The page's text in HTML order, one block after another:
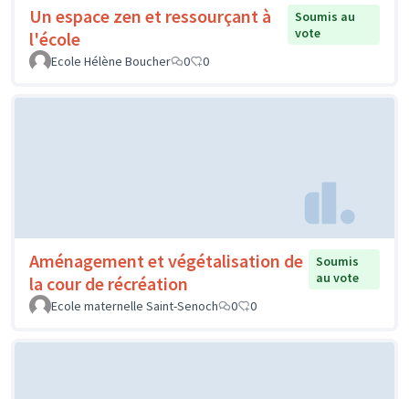
Un espace zen et ressourçant à
l'école
Soumis au
vote
Ecole Hélène Boucher
0 0
Aménagement et végétalisation de
la cour de récréation
Soumis
au vote
Ecole maternelle Saint-Senoch
0 0